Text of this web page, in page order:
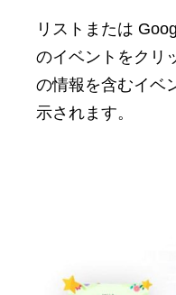
リストまたは
のイベントをクリ
の情報を含むイベ
示されます。